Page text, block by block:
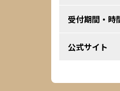
受付期間・時
公式サイト